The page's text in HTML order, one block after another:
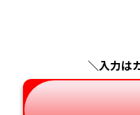
＼入力は